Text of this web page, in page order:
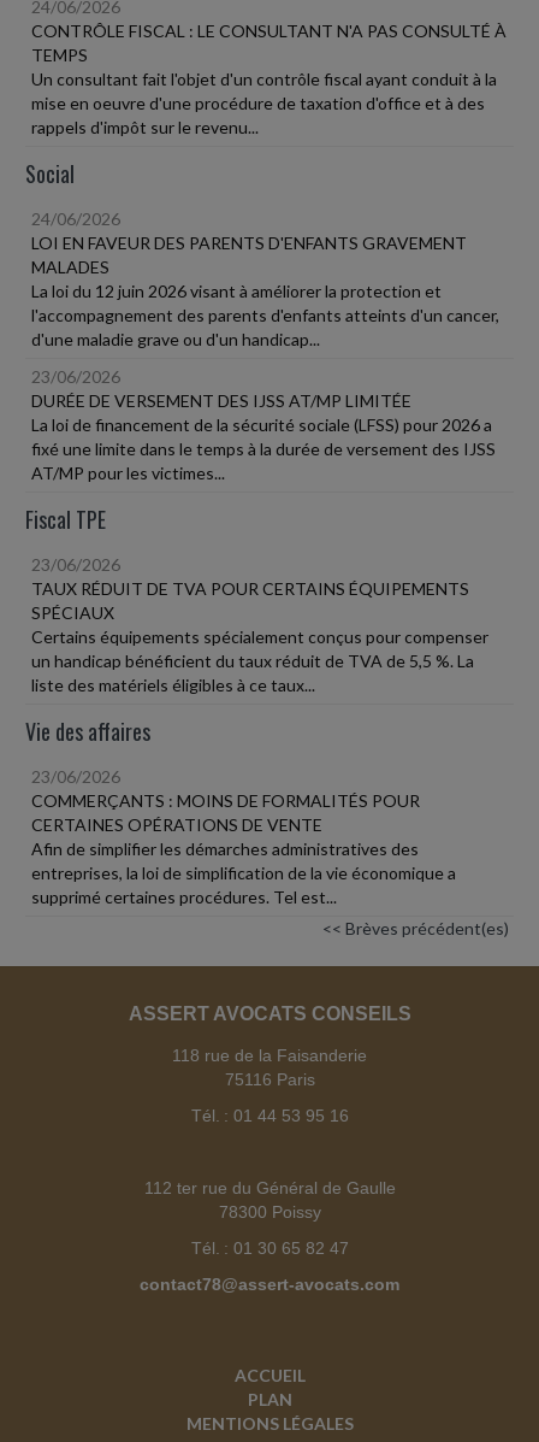
24/06/2026
CONTRÔLE FISCAL : LE CONSULTANT N'A PAS CONSULTÉ À
TEMPS
Un consultant fait l'objet d'un contrôle fiscal ayant conduit à la
mise en oeuvre d'une procédure de taxation d'office et à des
rappels d'impôt sur le revenu...
Social
24/06/2026
LOI EN FAVEUR DES PARENTS D'ENFANTS GRAVEMENT
MALADES
La loi du 12 juin 2026 visant à améliorer la protection et
l'accompagnement des parents d'enfants atteints d'un cancer,
d'une maladie grave ou d'un handicap...
23/06/2026
DURÉE DE VERSEMENT DES IJSS AT/MP LIMITÉE
La loi de financement de la sécurité sociale (LFSS) pour 2026 a
fixé une limite dans le temps à la durée de versement des IJSS
AT/MP pour les victimes...
Fiscal TPE
23/06/2026
TAUX RÉDUIT DE TVA POUR CERTAINS ÉQUIPEMENTS
SPÉCIAUX
Certains équipements spécialement conçus pour compenser
un handicap bénéficient du taux réduit de TVA de 5,5 %. La
liste des matériels éligibles à ce taux...
Vie des affaires
23/06/2026
COMMERÇANTS : MOINS DE FORMALITÉS POUR
CERTAINES OPÉRATIONS DE VENTE
Afin de simplifier les démarches administratives des
entreprises, la loi de simplification de la vie économique a
supprimé certaines procédures. Tel est...
<< Brèves précédent(es)
ASSERT AVOCATS CONSEILS
118 rue de la Faisanderie
75116 Paris
Tél. : 01 44 53 95 16
112 ter rue du Général de Gaulle
78300 Poissy
Tél. : 01 30 65 82 47
contact78@assert-avocats.com
ACCUEIL
PLAN
MENTIONS LÉGALES